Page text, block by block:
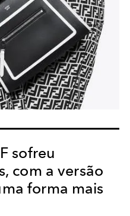
sofreu
com a versão
forma mais